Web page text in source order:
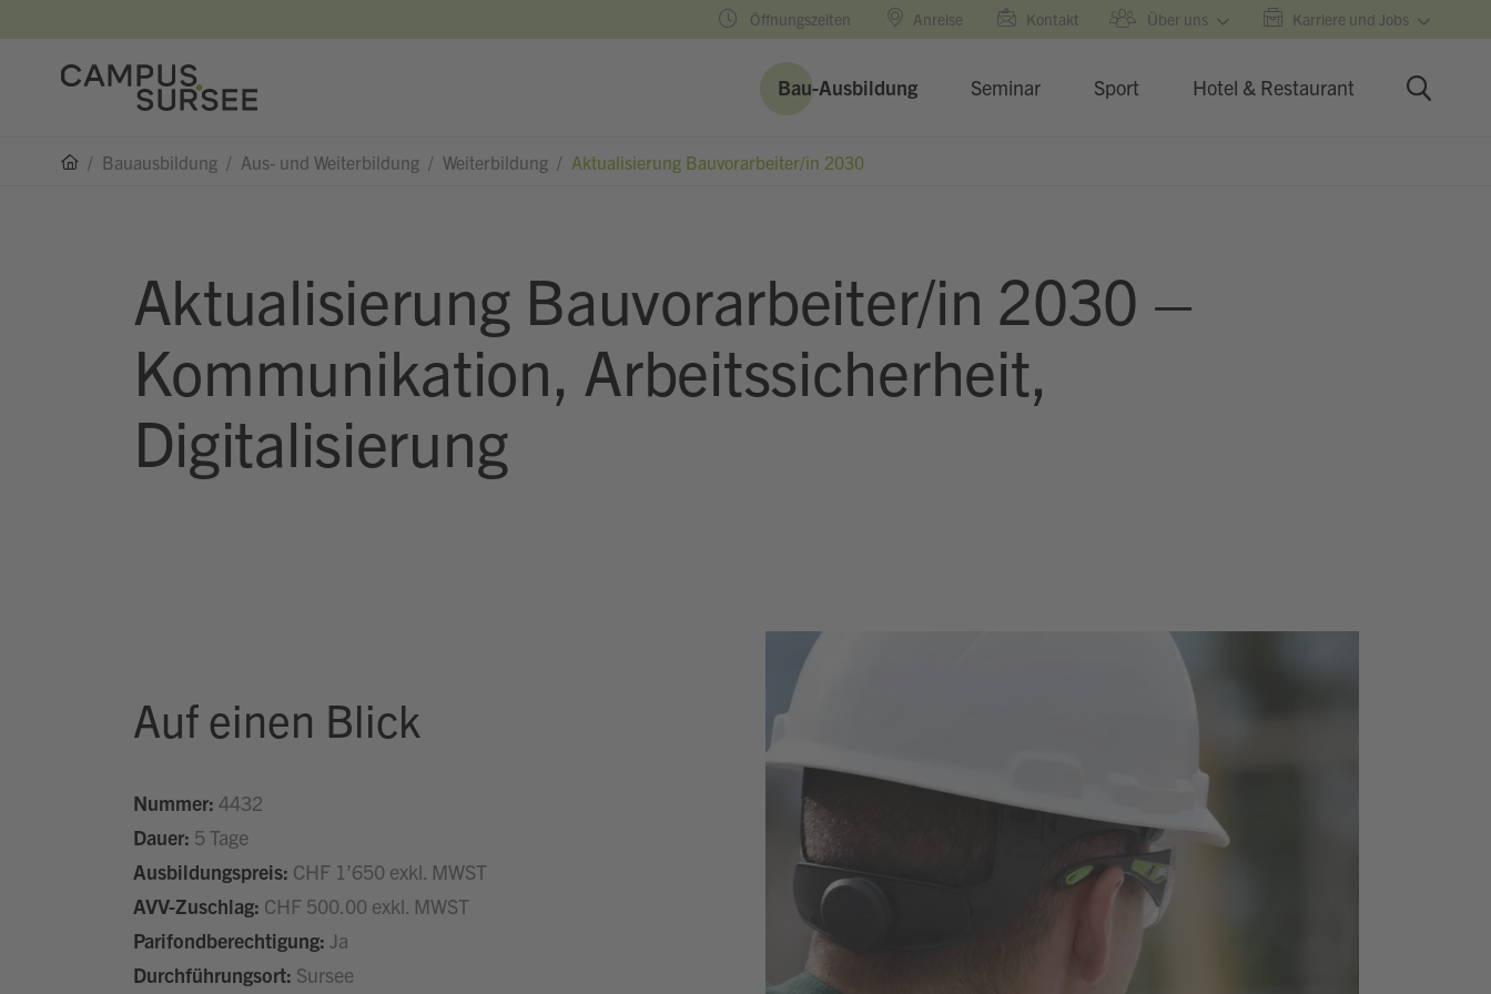
Öffnungszeiten Anreise Kontakt Über uns Karriere und Jobs
Bau-Ausbildung Seminar Sport Hotel & Restaurant
/ Bauausbildung / Aus- und Weiterbildung / Weiterbildung / Aktualisierung Bauvorarbeiter/in 2030
Aktualisierung Bauvorarbeiter/in 2030 –
Kommunikation, Arbeitssicherheit,
Digitalisierung
Auf einen Blick
Nummer: 4432
Dauer: 5 Tage
Ausbildungspreis: CHF 1’650 exkl. MWST
AVV-Zuschlag: CHF 500.00 exkl. MWST
Parifondberechtigung: Ja
Durchführungsort: Sursee